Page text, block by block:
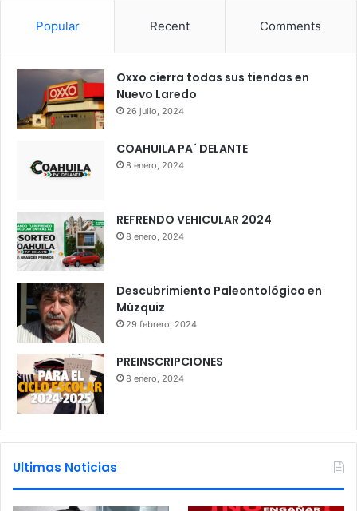
Popular Recent Comments
Oxxo cierra todas sus tiendas en
Nuevo Laredo
26 julio, 2024
COAHUILA PA´ DELANTE
8 enero, 2024
REFRENDO VEHICULAR 2024
8 enero, 2024
Descubrimiento Paleontológico en
Múzquiz
29 febrero, 2024
PREINSCRIPCIONES
8 enero, 2024
Ultimas Noticias